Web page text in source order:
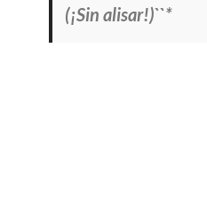
(¡Sin alisar!)``*